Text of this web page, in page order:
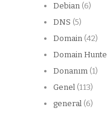
Debian (6)
DNS (5)
Domain (42)
Domain
Donanım (1)
Genel (113)
general (6)